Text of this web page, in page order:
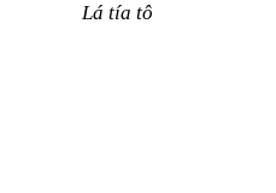
Lá tía tô